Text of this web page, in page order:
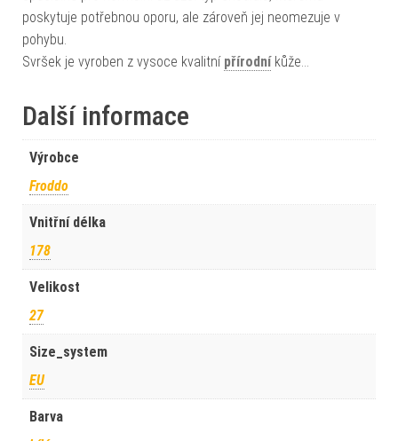
poskytuje potřebnou oporu, ale zároveň jej neomezuje v
pohybu.
Svršek je vyroben z vysoce kvalitní přírodníkůže…
Další informace
Výrobce
Froddo
Vnitřní délka
178
Velikost
27
Size_system
EU
Barva